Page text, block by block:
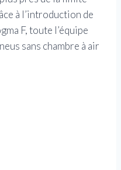
à l’introduction de
F, toute l’équipe
sans chambre à air